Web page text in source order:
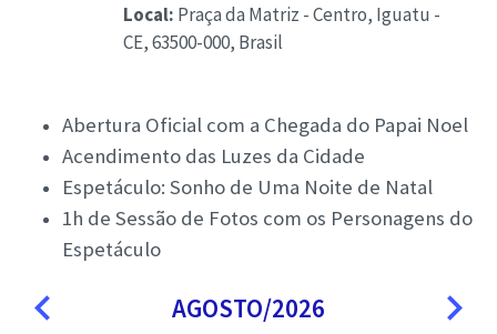
Local: Praça da Matriz - Centro, Iguatu -
CE, 63500-000, Brasil
Abertura Oficial com a Chegada do Papai Noel
Acendimento das Luzes da Cidade
Espetáculo: Sonho de Uma Noite de Natal
1h de Sessão de Fotos com os Personagens do
Espetáculo
navigate_before AGOSTO/2026 navigate_next